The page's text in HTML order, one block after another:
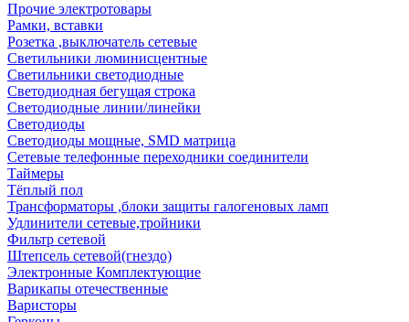
Прочие электротовары
Рамки, вставки
Розетка ,выключатель сетевые
Светильники люминисцентные
Светильники светодиодные
Светодиодная бегущая строка
Светодиодные линии/линейки
Светодиоды
Светодиоды мощные, SMD матрица
Сетевые телефонные переходники соединители
Таймеры
Тёплый пол
Трансформаторы ,блоки защиты галогеновых ламп
Удлинители сетевые,тройники
Фильтр сетевой
Штепсель сетевой(гнездо)
Электронные Комплектующие
Варикапы отечественные
Варисторы